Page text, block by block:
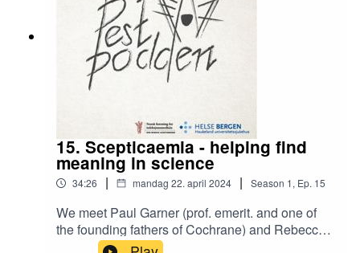
15. Scepticaemia - helping find
meaning in science
34:26 | mandag 22. april 2024 | Season 1, Ep. 15
We meet Paul Garner (prof. emerit. and one of
the founding fathers of Cochrane) and Rebecca
Kuehn (Cochrane infectious diseases) for a talk